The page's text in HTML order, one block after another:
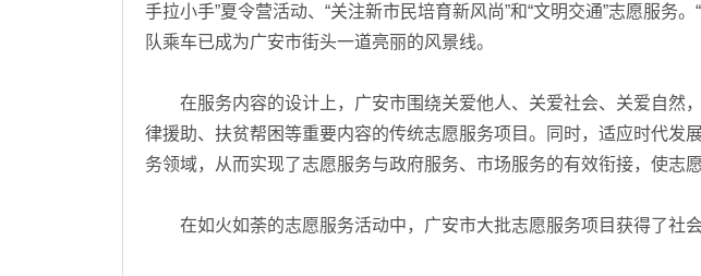
手拉小手”夏令营活动、“关注新市民培育新风尚”和“文明交通”志愿服务
队乘车已成为广安市街头一道亮丽的风景线。
在服务内容的设计上，广安市围绕关爱他人、关爱社会、关爱自然
律援助、扶贫帮困等重要内容的传统志愿服务项目。同时，适应时代发
务领域，从而实现了志愿服务与政府服务、市场服务的有效衔接，使志
在如火如荼的志愿服务活动中，广安市大批志愿服务项目获得了社会